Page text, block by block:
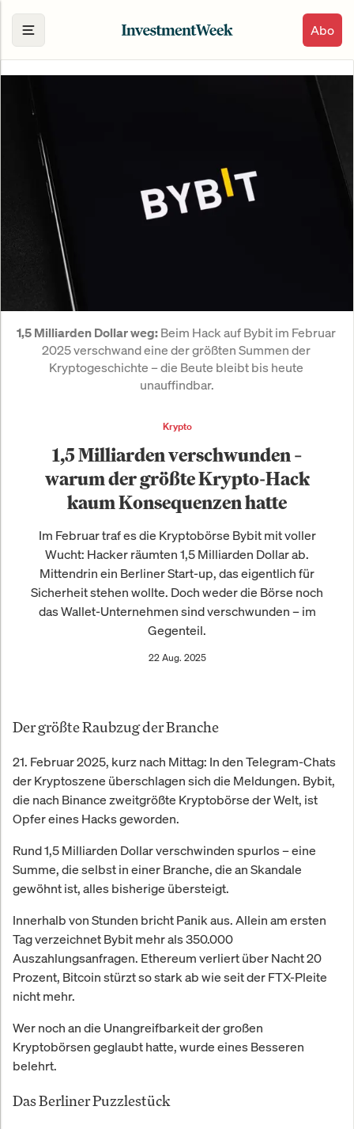
Abo
Krypto
1,5 Milliarden verschwunden –
warum der größte Krypto-Hack
kaum Konsequenzen hatte
Im Februar traf es die Kryptobörse Bybit mit voller
Wucht: Hacker räumten 1,5 Milliarden Dollar ab.
Mittendrin ein Berliner Start-up, das eigentlich für
Sicherheit stehen wollte. Doch weder die Börse noch
das Wallet-Unternehmen sind verschwunden – im
Gegenteil.
22 Aug. 2025
1,5 Milliarden Dollar weg: Beim Hack auf Bybit im Februar
2025 verschwand eine der größten Summen der
Kryptogeschichte – die Beute bleibt bis heute
unauffindbar.
Der größte Raubzug der Branche
21. Februar 2025, kurz nach Mittag: In den Telegram-Chats
der Kryptoszene überschlagen sich die Meldungen. Bybit,
die nach Binance zweitgrößte Kryptobörse der Welt, ist
Opfer eines Hacks geworden.
Rund 1,5 Milliarden Dollar verschwinden spurlos – eine
Summe, die selbst in einer Branche, die an Skandale
gewöhnt ist, alles bisherige übersteigt.
Innerhalb von Stunden bricht Panik aus. Allein am ersten
Tag verzeichnet Bybit mehr als 350.000
Auszahlungsanfragen. Ethereum verliert über Nacht 20
Prozent, Bitcoin stürzt so stark ab wie seit der FTX-Pleite
nicht mehr.
Wer noch an die Unangreifbarkeit der großen
Kryptobörsen geglaubt hatte, wurde eines Besseren
belehrt.
Das Berliner Puzzlestück